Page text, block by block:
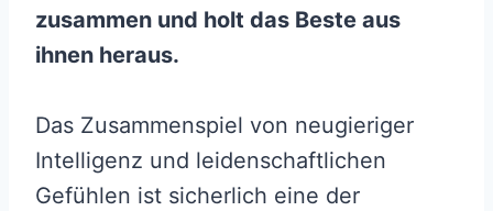
zusammen und holt das Beste aus
ihnen heraus.
Das Zusammenspiel von neugieriger
Intelligenz und leidenschaftlichen
Gefühlen ist sicherlich eine der